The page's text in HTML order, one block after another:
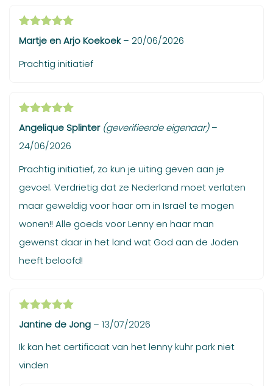
Gewaardeerd
5uit 5
Martje en Arjo Koekoek– 20/06/2026
Prachtig initiatief
Gewaardeerd
5uit 5
Angelique Splinter (geverifieerde eigenaar) –
24/06/2026
Prachtig initiatief, zo kun je uiting geven aan je
gevoel. Verdrietig dat ze Nederland moet verlaten
maar geweldig voor haar om in Israël te mogen
wonen!! Alle goeds voor Lenny en haar man
gewenst daar in het land wat God aan de Joden
heeft beloofd!
Gewaardeerd
5uit 5
Jantine de Jong – 13/07/2026
Ik kan het certificaat van het lenny kuhr park niet
vinden